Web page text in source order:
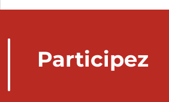
Participez